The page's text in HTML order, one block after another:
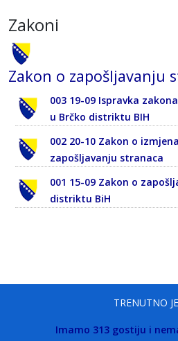
Zakoni
Zakon o zapošljavanju
003 19-09 Ispravka
u Brčko distriktu BIH
002 20-10 Zakon o
zapošljavanju stranaca
001 15-09 Zakon o
distriktu BiH
TRENUTNO
Imamo 313 gostiju i